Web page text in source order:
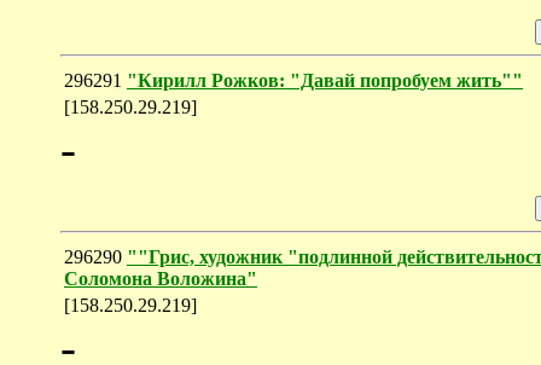
296291 "Кирилл Рожков: "Давай попробуем жить""
[158.250.29.219]
-
296290 ""Грис, художник "подлинной
Соломона Воложина"
[158.250.29.219]
-